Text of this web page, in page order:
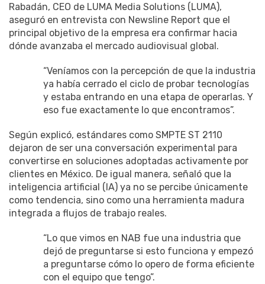
Rabadán, CEO de LUMA Media Solutions (LUMA),
aseguró en entrevista con Newsline Report que el
principal objetivo de la empresa era confirmar hacia
dónde avanzaba el mercado audiovisual global.
“Veníamos con la percepción de que la industria
ya había cerrado el ciclo de probar tecnologías
y estaba entrando en una etapa de operarlas. Y
eso fue exactamente lo que encontramos”.
Según explicó, estándares como SMPTE ST 2110
dejaron de ser una conversación experimental para
convertirse en soluciones adoptadas activamente por
clientes en México. De igual manera, señaló que la
inteligencia artificial (IA) ya no se percibe únicamente
como tendencia, sino como una herramienta madura
integrada a flujos de trabajo reales.
“Lo que vimos en NAB fue una industria que
dejó de preguntarse si esto funciona y empezó
a preguntarse cómo lo opero de forma eficiente
con el equipo que tengo”.